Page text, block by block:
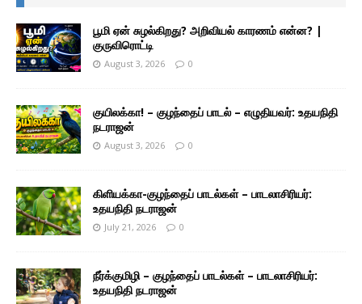
பூமி ஏன் சுழல்கிறது? அறிவியல் காரணம் என்ன? |
குருவிரொட்டி
August 3, 2026 0
குயிலக்கா! – குழந்தைப் பாடல் – எழுதியவர்: உதயநிதி
நடராஜன்
August 3, 2026 0
கிளியக்கா-குழந்தைப் பாடல்கள் – பாடலாசிரியர்:
உதயநிதி நடராஜன்
July 21, 2026 0
நீர்க்குமிழி – குழந்தைப் பாடல்கள் – பாடலாசிரியர்:
உதயநிதி நடராஜன்